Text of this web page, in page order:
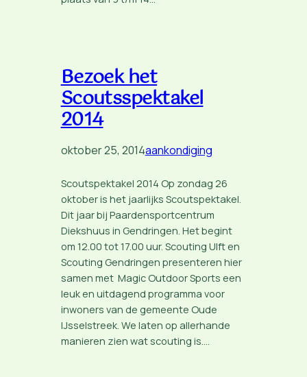
Bezoek het
Scoutsspektakel
2014
oktober 25, 2014aankondiging
Scoutspektakel 2014 Op zondag 26
oktober is het jaarlijks Scoutspektakel.
Dit jaar bij Paardensportcentrum
Diekshuus in Gendringen. Het begint
om 12.00 tot 17.00 uur. Scouting Ulft en
Scouting Gendringen presenteren hier
samen met Magic Outdoor Sports een
leuk en uitdagend programma voor
inwoners van de gemeente Oude
IJsselstreek. We laten op allerhande
manieren zien wat scouting is.…